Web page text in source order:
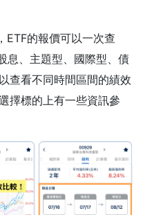
ETF的報價可以一次查
息、主題型、國際型、債
查看不同時間區間的績效
擇標的上有一些資訊參